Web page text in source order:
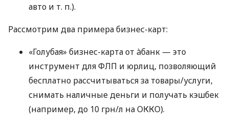
авто и т. п.).
Рассмотрим два примера бизнес-карт:
«Голубая» бизнес-карта от àбанк — это
инструмент для ФЛП и юрлиц, позволяющий
бесплатно рассчитываться за товары/услуги,
снимать наличные деньги и получать кэшбек
(например, до 10 грн/л на ОККО).